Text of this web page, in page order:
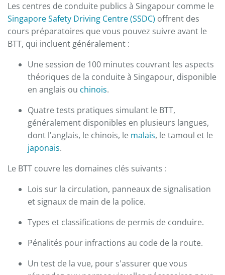
Les centres de conduite publics à Singapour comme le
Singapore Safety Driving Centre (SSDC) offrent des
cours préparatoires que vous pouvez suivre avant le
BTT, qui incluent généralement :
Une session de 100 minutes couvrant les aspects
théoriques de la conduite à Singapour, disponible
en anglais ou chinois.
Quatre tests pratiques simulant le BTT,
généralement disponibles en plusieurs langues,
dont l'anglais, le chinois, le malais, le tamoul et le
japonais.
Le BTT couvre les domaines clés suivants :
Lois sur la circulation, panneaux de signalisation
et signaux de main de la police.
Types et classifications de permis de conduire.
Pénalités pour infractions au code de la route.
Un test de la vue, pour s'assurer que vous